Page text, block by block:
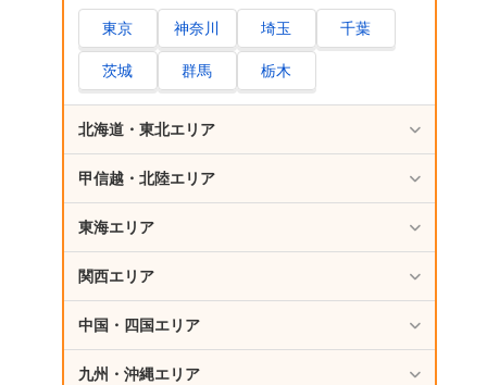
東京 神奈川 埼玉 千葉
茨城 群馬 栃木
北海道・東北エリア
甲信越・北陸エリア
東海エリア
関西エリア
中国・四国エリア
九州・沖縄エリア